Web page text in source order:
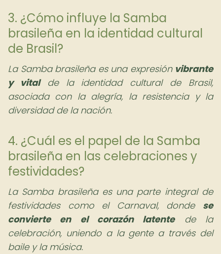
3. ¿Cómo influye la Samba
brasileña en la identidad cultural
de Brasil?
La Samba brasileña es una expresión vibrante
y vitalde la identidad cultural de Brasil,
asociada con la alegría, la resistencia y la
diversidad de la nación.
4. ¿Cuál es el papel de la Samba
brasileña en las celebraciones y
festividades?
La Samba brasileña es una parte integral de
festividades como el Carnaval, donde se
convierte en el corazón latentede la
celebración, uniendo a la gente a través del
baile y la música.